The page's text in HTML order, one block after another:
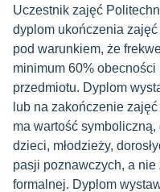
Uczestnik zajęć
dyplom ukończenia zajęć
pod warunkiem, że
minimum 60%
przedmiotu. Dyplom
lub na zakończenie
ma wartość
dzieci, młodzieży,
pasji poznawczych, a
formalnej. Dyplom